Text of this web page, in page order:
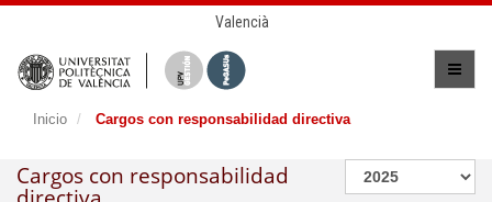
Valencià
Inicio Cargos con responsabilidad directiva
Cargos con responsabilidad